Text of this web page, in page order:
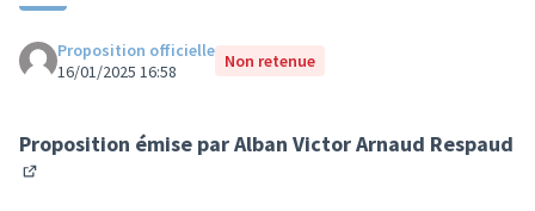
Proposition officielle
16/01/2025 16:58
Non retenue
Proposition émise parAlban Victor Arnaud Respaud